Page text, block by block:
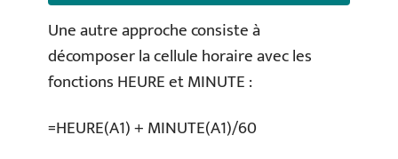
Une autre approche consiste à
décomposer la cellule horaire avec les
fonctions HEURE et MINUTE :
=HEURE(A1) + MINUTE(A1)/60